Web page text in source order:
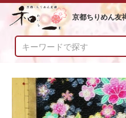
京都ちりめん友